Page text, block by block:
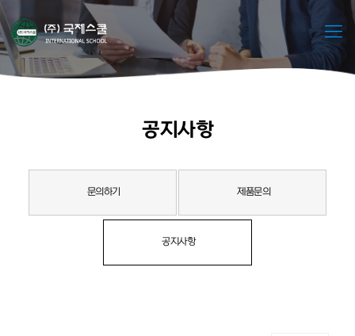
공지사항
문의하기 제품문의
공지사항